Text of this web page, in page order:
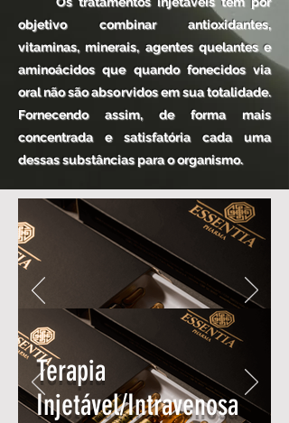
objetivo combinar antioxidantes,
vitaminas, minerais, agentes quelantes e
aminoácidos que quando fonecidos via
oral não são absorvidos em sua totalidade.
Fornecendo assim, de forma mais
concentrada e satisfatória cada uma
dessas substâncias para o organismo.
Terapia
Injetável/Intravenosa